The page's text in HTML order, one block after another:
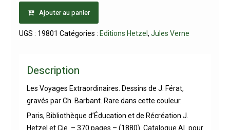
Ajouter au panier
UGS : 19801 Catégories : Editions Hetzel , Jules Verne
Description
Les Voyages Extraordinaires. Dessins de J. Férat,
gravés par Ch. Barbant. Rare dans cette couleur.
Paris, Bibliothèque d’Éducation et de Récréation J.
Hetzel et Cie. – 370 pages – (1880). Catalogue AL pour